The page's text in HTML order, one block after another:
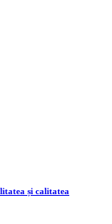
și calitatea